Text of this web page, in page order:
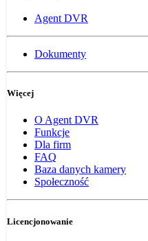
Agent DVR
Dokumenty
Więcej
O Agent DVR
Funkcje
Dla firm
FAQ
Baza danych kamery
Społeczność
Licencjonowanie